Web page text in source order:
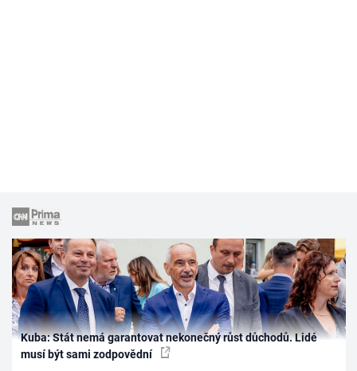
Kuba: Stát nemá garantovat nekonečný růst důchodů. Lidé
musí být sami zodpovědní